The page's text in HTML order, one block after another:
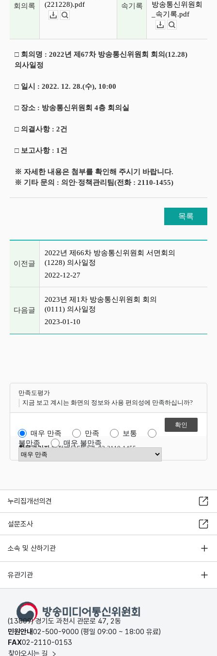
회의록
(221228).pdf
속기록
방송통신위원회
_속기록.pdf
□ 회의명 : 2022년 제67차 방송통신위원회 회의(12.28)
의사일정
□ 일시 : 2022. 12. 28.(수), 10:00
□ 장소 : 방송통신위원회 4층 회의실
□ 의결사항 : 2건
□ 보고사항 : 1건
※ 자세한 내용은 첨부를 확인해 주시기 바랍니다.
※ 기타 문의 : 의안·정책관리팀(전화 : 2110-1455)
목록
이전글
2022년 제66차 방송통신위원회 서면회의
(1228) 의사일정
2022-12-27
다음글
2023년 제1차 방송통신위원회 회의
(0111) 의사일정
2023-01-10
만족도평가
지금 보고 계시는 화면의 정보와 사용 편의성에 만족하십니까?
매우 만족 만족
보통
불만족
매우 불만족
만족도 점수 선택
항목관리자행정법무담당관 02-2110-1455
누리집개선의견
설문조사
소속 및 산하기관
유관기관
(13809) 경기도 과천시 관문로 47, 2동
민원안내02-500-9000 (평일 09:00 ~ 18:00 유료)
FAX02-2110-0153
찾아오시는 길